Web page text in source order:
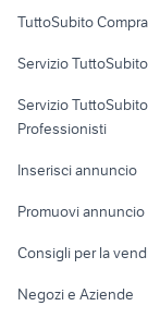
Informatica
Console e
Fotografia
Telefonia
TuttoSubito Compra
Servizio TuttoSubito
Servizio
Professionisti
Inserisci annuncio
Promuovi annuncio
Consigli per la
Negozi e Aziende